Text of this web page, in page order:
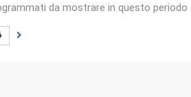
da mostrare in questo periodo